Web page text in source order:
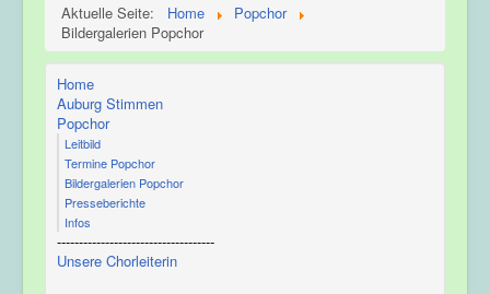
Aktuelle Seite: Home
Popchor
Bildergalerien Popchor
Home
Auburg Stimmen
Popchor
Leitbild
Termine Popchor
Bildergalerien Popchor
Presseberichte
Infos
------------------------------------
Unsere Chorleiterin